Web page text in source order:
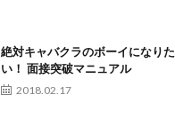
絶対キャバクラのボーイになりた
い！ 面接突破マニュアル
2018.02.17